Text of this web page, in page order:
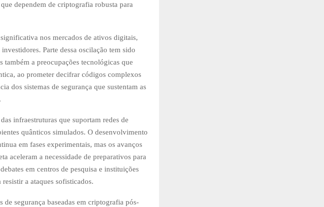
dependem de criptografia robusta para
nos mercados de ativos digitais,
Parte dessa oscilação tem sido
também a preocupações tecnológicas que
ao prometer decifrar códigos complexos
dos sistemas de segurança que sustentam as
infraestruturas que suportam redes de
quânticos simulados. O desenvolvimento
em fases experimentais, mas os avanços
aceleram a necessidade de preparativos para
em centros de pesquisa e instituições
a ataques sofisticados.
segurança baseadas em criptografia pós-